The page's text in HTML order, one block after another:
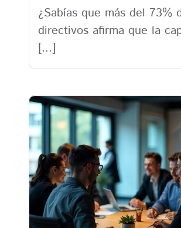
¿Sabías que más del 73%
directivos afirma que la
[...]